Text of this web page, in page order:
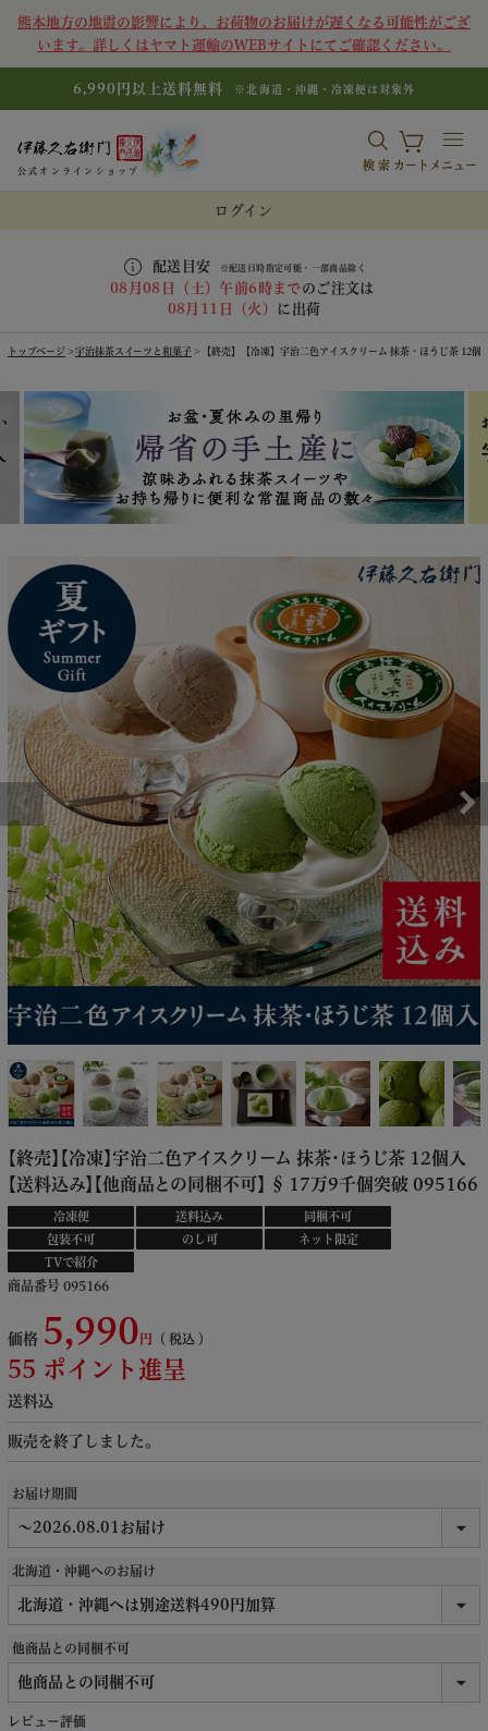
熊本地方の地震の影響により、お荷物のお届けが遅くなる可能性がござ
います。詳しくはヤマト運輸のWEBサイトにてご確認ください。
6,990円以上送料無料 ※北海道・沖縄・冷凍便は対象外
公式オンラインショップ 検索 カート メニュー
ログイン
配送目安 ※配送日時指定可能・一部商品除く
08月08日（土）午前6時までのご注文は
08月11日（火）
に出荷
トップページ 宇治抹茶スイーツと和菓子 【終売】【冷凍】宇治二色アイスクリーム 抹茶・ほうじ茶 12
【終売】【冷凍】宇治二色アイスクリーム 抹茶・ほうじ茶 12個入
【送料込み】【他商品との同梱不可】 § 17万9千個突破 095166
冷凍便 送料込み
同梱不可
包装不可
のし可
ネット限定
TVで紹介
商品番号 095166
価格 5,990 税込
55 ポイント進呈
送料込
販売を終了しました。
お届け期間
北海道・沖縄へのお届け
他商品との同梱不可
レビュー評価